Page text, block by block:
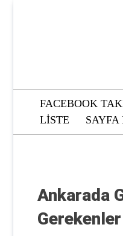
FACEBOOK
LISTE
SAYFA
Ankarada
Gerekenler